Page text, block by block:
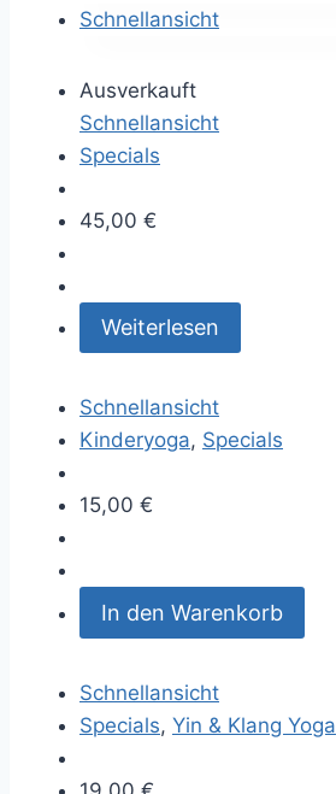
Schnellansicht
Ausverkauft
Schnellansicht
Specials
45,00 €
Weiterlesen
Schnellansicht
Kinderyoga, Specials
15,00 €
In den Warenkorb
Schnellansicht
Specials, Yin & Klang Yoga